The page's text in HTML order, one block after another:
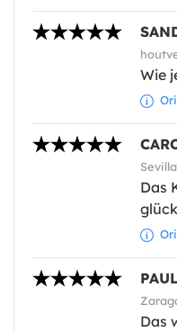
Wie
Das
Das